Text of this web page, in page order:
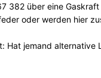
382 über eine
oder werden hier
Hat jemand alternative